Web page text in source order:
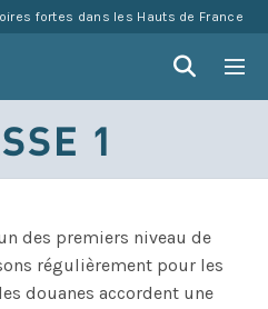
fortes dans les Hauts de France
1
des premiers niveau de
régulièrement pour les
douanes accordent une